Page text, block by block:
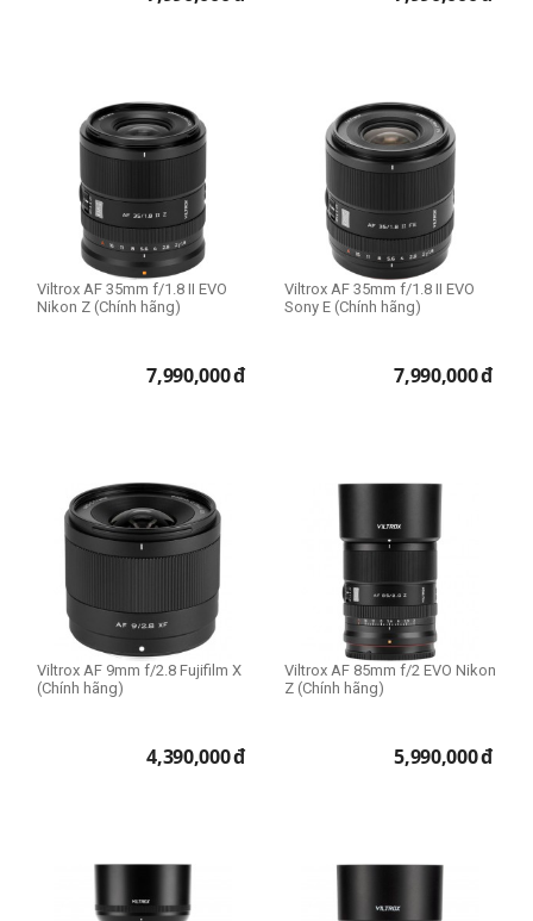
Viltrox AF 35mm f/1.8 II EVO
Nikon Z (Chính hãng)
7,990,000đ
Viltrox AF 35mm f/1.8 II EVO
Sony E (Chính hãng)
7,990,000đ
Viltrox AF 9mm f/2.8 Fujifilm X
(Chính hãng)
4,390,000đ
Viltrox AF 85mm f/2 EVO Nikon
Z (Chính hãng)
5,990,000đ